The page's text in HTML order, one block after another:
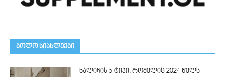
ᲑᲝᲚᲝ ᲡᲘᲐᲮᲚᲔᲔᲑᲘ
ხალიჩის 5 ტიპი, რომელიც 2024 წელს